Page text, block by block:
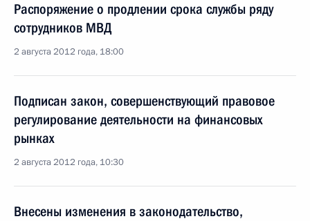
Распоряжение о продлении срока службы ряду
сотрудников МВД
2 августа 2012 года, 18:00
Подписан закон, совершенствующий правовое
регулирование деятельности на финансовых
рынках
2 августа 2012 года, 10:30
Внесены изменения в законодательство,